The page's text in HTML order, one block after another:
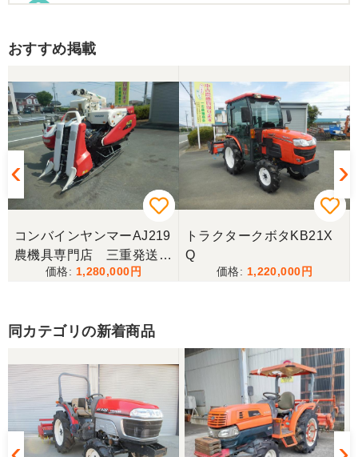
物は2台出ていて、当初安い方を購入予定でした。
しかしそちらは売れてしまったとの事でしたので、5
に伺い持ち帰りましたが、出品画像と違い確認した
所、安い方を渡されました。 出品者に問い合わせま
したが、高い方は「先に購入した者が引き取り済み
で安い方でお願いしたい」との事。 では先の安い方
との差額分を返金と交渉しましたが、「難しい」と
の事。カバーが脱落していて、使用に難が有る事を
伝えたところ、そのカバー代金で妥協する事になり
ました。 「管理する者が間違えて管理番号を貼り付
けた」 といっておりましたが、とても残念な気持
うな間違いが無いように改善して欲しいです。
とうございました。
東京都／yuikanoa
いろいろな質問にもすぐに答えていただき 引き取り
時にも親切な対応をありがとうございました。又機
会があれば宜しくお願いします。ありがとうござい
ます。
おすすめ掲載
コンバインヤンマーAJ219
農機具専門店 三重発送整
備済み
1,280,000
トラクタークボタKB21X
Q
1,220,000
同カテゴリの新着商品